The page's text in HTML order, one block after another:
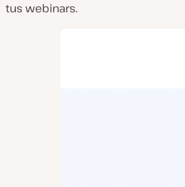
tus webinars.